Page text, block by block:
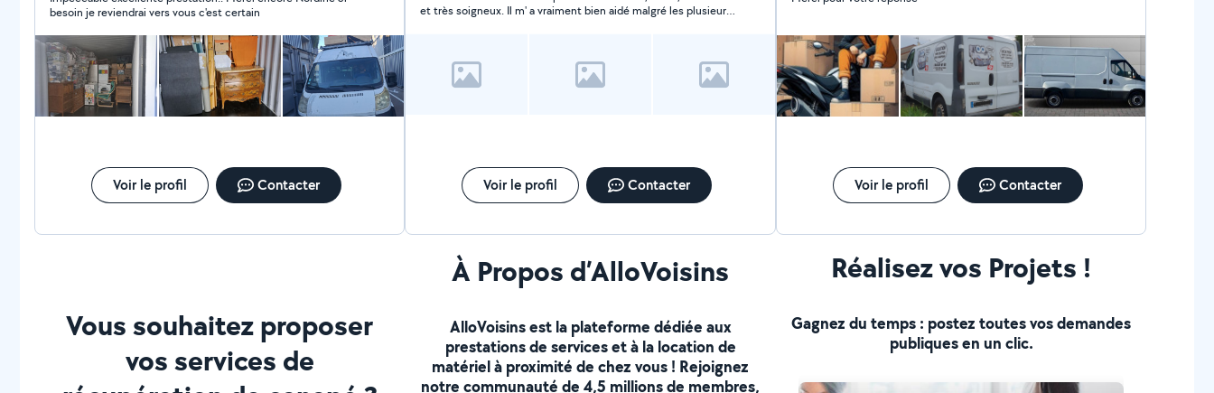
besoin je reviendrai vers vous c'est certain
Voir le profil Contacter
et très soigneux. Il m' a vraiment bien aidé malgré les plusieurs
Voir le profil Contacter Voir le profil Contacter
Vous souhaitez proposer
vos services de
À Propos d’AlloVoisins
AlloVoisins est la plateforme dédiée aux
prestations de services et à la location de
matériel à proximité de chez vous ! Rejoignez
notre communauté de 4,5 millions de membres,
Réalisez vos Projets !
Gagnez du temps : postez toutes vos demandes
publiques en un clic.